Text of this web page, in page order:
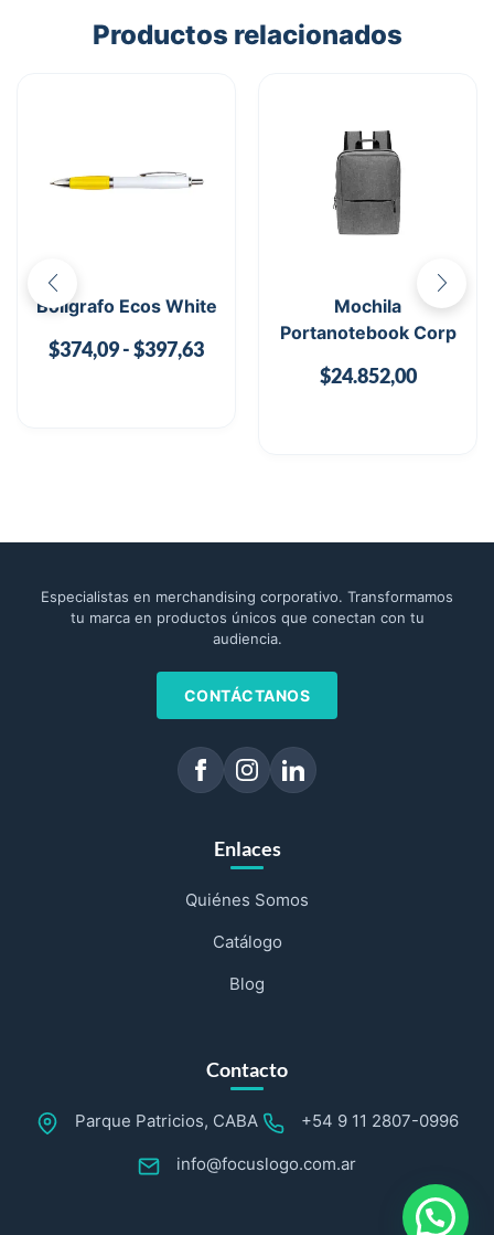
Productos relacionados
Bolígrafo Ecos White
$374,09-$397,63
Mochila
Portanotebook Corp
$24.852,00
Especialistas en merchandising corporativo. Transformamos
tu marca en productos únicos que conectan con tu
audiencia.
CONTÁCTANOS
Enlaces
Quiénes Somos
Catálogo
Blog
Contacto
Parque Patricios, CABA +54 9 11 2807-0996
info@focuslogo.com.ar